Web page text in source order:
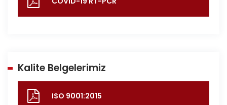
Kalite Belgelerimiz
ISO 9001:2015